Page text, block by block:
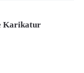
Karikatur